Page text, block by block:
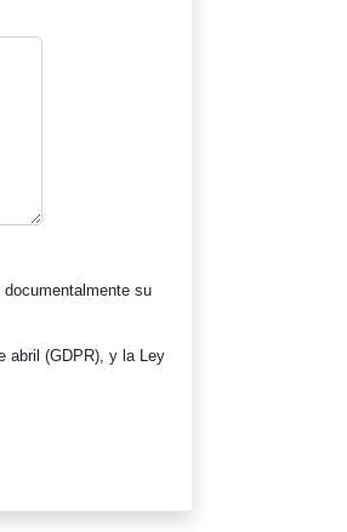
su
abril (GDPR), y la Ley